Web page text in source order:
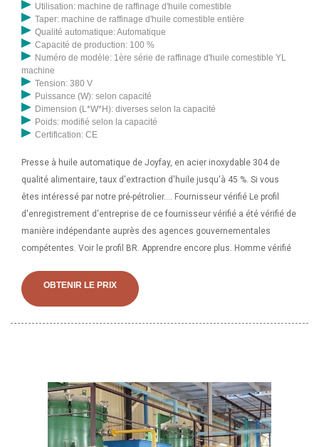
Utilisation: machine de raffinage d'huile comestible
Taper: machine de raffinage d'huile comestible entière
Qualité automatique: Automatique
Capacité de production: 100 %
Numéro de modèle: 1ère série de raffinage d'huile comestible YL
machine
Tension: 380 V
Puissance (W): selon capacité
Dimension (L*W*H): diverses selon la capacité
Poids: modifié selon la capacité
Certification: CE
Presse à huile automatique de Joyfay, en acier inoxydable 304 de
qualité alimentaire, taux d'extraction d'huile jusqu'à 45 %. Si vous
êtes intéressé par notre pré-pétrolier.... Fournisseur vérifié Le profil
d'enregistrement d'entreprise de ce fournisseur vérifié a été vérifié de
manière indépendante auprès des agences gouvernementales
compétentes. Voir le profil BR. Apprendre encore plus. Homme vérifié
OBTENIR LE PRIX